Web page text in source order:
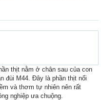
thịt nằm ở chân sau của con
đùi M44. Đây là phần thịt nổi
và thơm tự nhiên nên rất
nghiệp ưa chuộng.